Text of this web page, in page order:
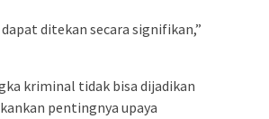
ditekan secara signifikan,”
kriminal tidak bisa dijadikan
pentingnya upaya